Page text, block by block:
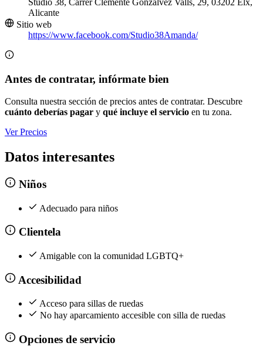
Studio 38, Carrer Clemente Gonzalvez Valls, 29, 03202 Elx,
Alicante
Sitio web
https://www.facebook.com/Studio38Amanda/
Antes de contratar, infórmate bien
Consulta nuestra sección de precios antes de contratar. Descubre
cuánto deberías pagar y qué incluye el servicio en tu zona.
Ver Precios
Datos interesantes
Niños
Adecuado para niños
Clientela
Amigable con la comunidad LGBTQ+
Accesibilidad
Acceso para sillas de ruedas
No hay aparcamiento accesible con silla de ruedas
Opciones de servicio